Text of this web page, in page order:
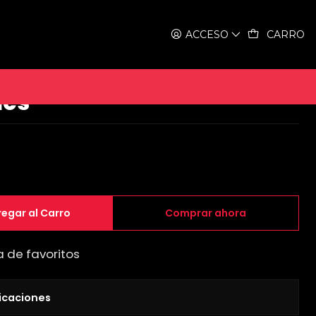
ACCESO CARRO
City Bike Elliston -
al Carro Comprar ahora
de favoritos